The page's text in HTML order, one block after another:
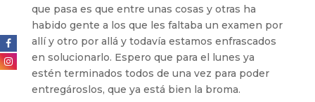
que pasa es que entre unas cosas y otras ha
habido gente a los que les faltaba un examen por
allí y otro por allá y todavía estamos enfrascados
en solucionarlo. Espero que para el lunes ya
estén terminados todos de una vez para poder
entregároslos, que ya está bien la broma.